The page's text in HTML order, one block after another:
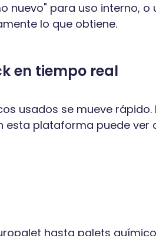
nuevo" para uso interno,
lo que obtiene.
en tiempo real
usados se mueve
esta plataforma puede
hasta palets